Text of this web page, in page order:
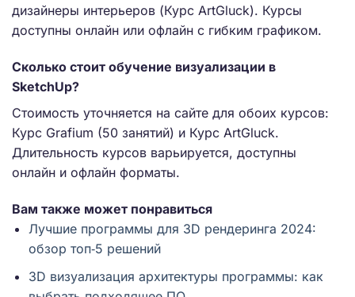
дизайнеры интерьеров (Курс ArtGluck). Курсы
доступны онлайн или офлайн с гибким графиком.
Сколько стоит обучение визуализации в
SketchUp?
Стоимость уточняется на сайте для обоих курсов:
Курс Grafium (50 занятий) и Курс ArtGluck.
Длительность курсов варьируется, доступны
онлайн и офлайн форматы.
Вам также может понравиться
Лучшие программы для 3D рендеринга 2024:
обзор топ‑5 решений
3D визуализация архитектуры программы: как